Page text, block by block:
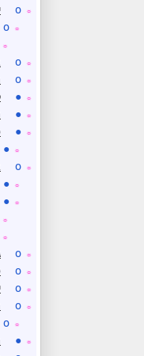
☼
o
☼
o
☼
☼
o
☼
o
☼
●
☼
●
☼
●
☼
●
☼
o
☼
●
☼
●
☼
☼
☼
o
☼
o
☼
o
☼
o
☼
o
☼
●